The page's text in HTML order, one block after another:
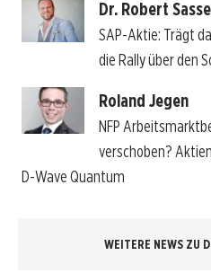
Dr. Robert Sasse
SAP-Aktie: Trägt
die Rally über den
Roland Jegen
NFP
verschoben?
D-Wave Quantum
WEITERE NEWS ZU